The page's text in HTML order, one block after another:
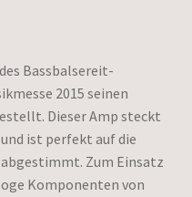
Bassbalsereit-
2015 seinen
Dieser Amp steckt
ist perfekt auf die
Zum Einsatz
Komponenten von